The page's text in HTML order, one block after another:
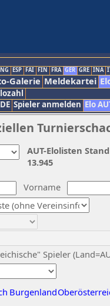
ESP FAI FIN FRA GER GRE INA
Galerie Meldekartei
Spieler anmelden Elo
Vorname
Spieler
Burgenland
AUT-Elolisten
13.945